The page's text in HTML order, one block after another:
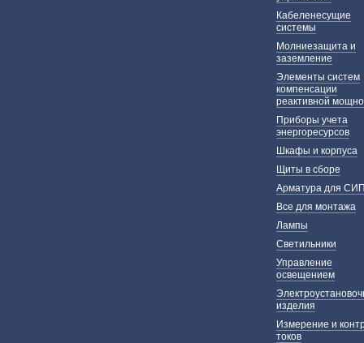
Кабеленесущие
системы
Молниезащита и
заземление
Элементы систем
компенсации
реактивной
Приборы учета
энергоресурсов
Шкафы и корпуса
Щиты в сборе
Арматура для
Все для монтажа
Лампы
Светильники
Управление
освещением
изделия
Измерение и
токов